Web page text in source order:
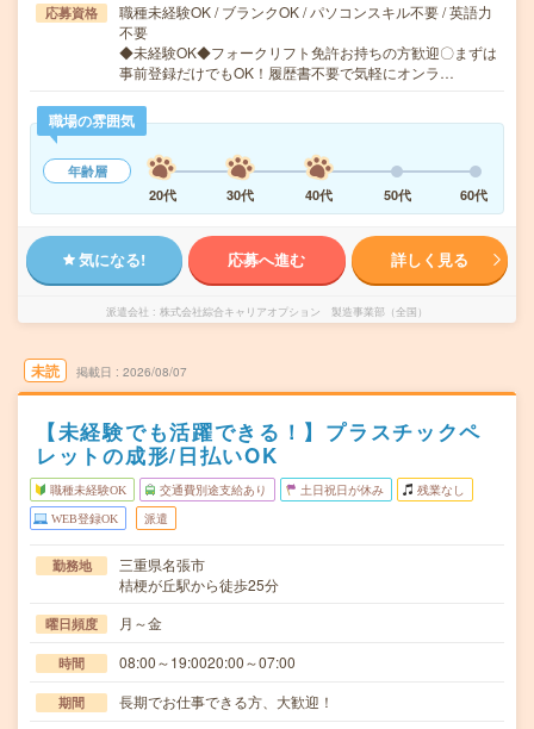
応募資格
職種未経験OK / ブランクOK / パソコンスキル不要 / 英語力
不要
◆未経験OK◆フォークリフト免許お持ちの方歓迎〇まずは
事前登録だけでもOK！履歴書不要で気軽にオンラ…
職場の雰囲気
年齢層
20代
30代 40代 50代 60代
気になる! 応募へ進む 詳しく見る
派遣会社 株式会社綜合キャリアオプション 製造事業部（全国）
未読 掲載日 2026/08/07
【未経験でも活躍できる！】プラスチックペ
レットの成形/日払いOK
職種未経験OK 交通費別途支給あり 土日祝日が休み 残業なし
WEB登録OK 派遣
勤務地
三重県名張市
桔梗が丘駅から徒歩25分
曜日頻度 月～金
時間 08:00～19:0020:00～07:00
期間 長期でお仕事できる方、大歓迎！